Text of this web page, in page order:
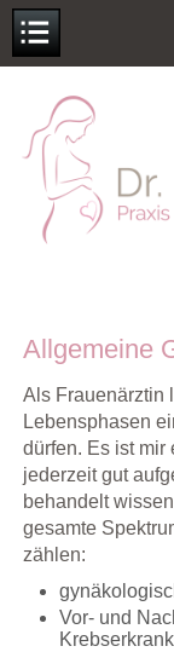
Allgemeine
Als Frauenärztin
Lebensphasen
dürfen. Es ist mir
jederzeit gut
behandelt
gesamte
zählen:
Vor- und